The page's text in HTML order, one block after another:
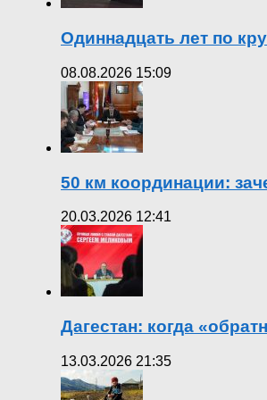
Одиннадцать лет по
08.08.2026 15:09
50 км координации:
20.03.2026 12:41
Дагестан: когда
13.03.2026 21:35